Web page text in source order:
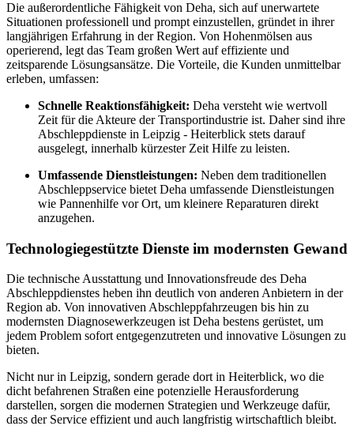
Die außerordentliche Fähigkeit von Deha, sich auf unerwartete
Situationen professionell und prompt einzustellen, gründet in ihrer
langjährigen Erfahrung in der Region. Von Hohenmölsen aus
operierend, legt das Team großen Wert auf effiziente und
zeitsparende Lösungsansätze. Die Vorteile, die Kunden unmittelbar
erleben, umfassen:
Schnelle Reaktionsfähigkeit: Deha versteht wie wertvoll
Zeit für die Akteure der Transportindustrie ist. Daher sind ihre
Abschleppdienste in Leipzig - Heiterblick stets darauf
ausgelegt, innerhalb kürzester Zeit Hilfe zu leisten.
Umfassende Dienstleistungen: Neben dem traditionellen
Abschleppservice bietet Deha umfassende Dienstleistungen
wie Pannenhilfe vor Ort, um kleinere Reparaturen direkt
anzugehen.
Technologiegestützte Dienste im modernsten Gewand
Die technische Ausstattung und Innovationsfreude des Deha
Abschleppdienstes heben ihn deutlich von anderen Anbietern in der
Region ab. Von innovativen Abschleppfahrzeugen bis hin zu
modernsten Diagnosewerkzeugen ist Deha bestens gerüstet, um
jedem Problem sofort entgegenzutreten und innovative Lösungen zu
bieten.
Nicht nur in Leipzig, sondern gerade dort in Heiterblick, wo die
dicht befahrenen Straßen eine potenzielle Herausforderung
darstellen, sorgen die modernen Strategien und Werkzeuge dafür,
dass der Service effizient und auch langfristig wirtschaftlich bleibt.